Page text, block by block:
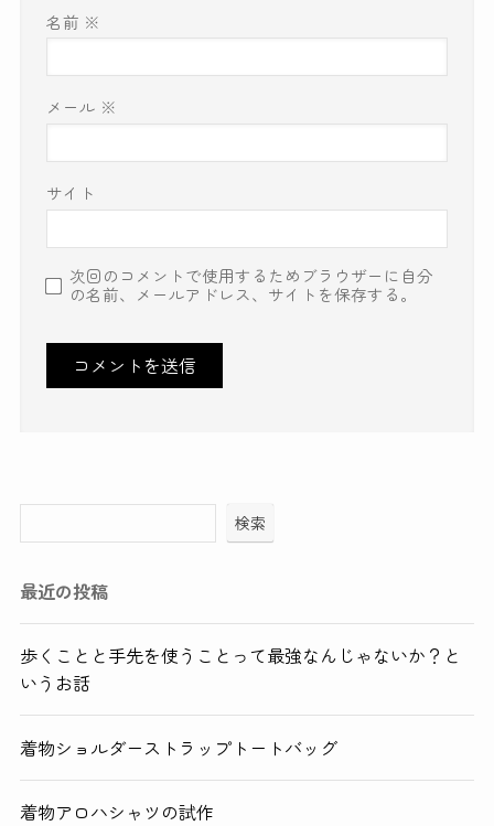
名前 ※
メール ※
サイト
次回のコメントで使用するためブラウザーに自分
の名前、メールアドレス、サイトを保存する。
検索
最近の投稿
歩くことと手先を使うことって最強なんじゃないか？と
いうお話
着物ショルダーストラップトートバッグ
着物アロハシャツの試作